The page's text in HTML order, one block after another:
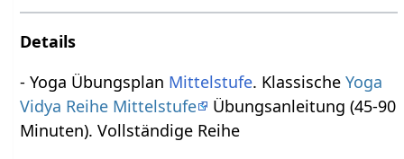
Details
- Yoga Übungsplan Mittelstufe. KlassischeYoga
Vidya Reihe Mittelstufe
Übungsanleitung (45-90
Minuten). Vollständige Reihe